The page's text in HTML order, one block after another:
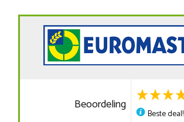
Beoordeling
Beste deal!